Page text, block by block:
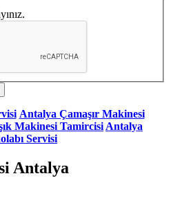
Antalya Çamaşır Makinesi
Makinesi TamircisiAntalya
Servisi
Antalya